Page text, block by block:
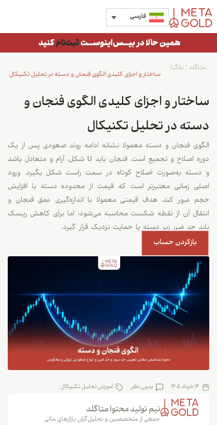
فارسی
ساختار و اجزای کلیدی الگوی فنجان و دسته در تحلیل تکنیکال
متاگلد /بلاگ/
ساختار و اجزای کلیدی الگوی فنجان و
دسته در تحلیل تکنیکال
الگوی فنجان و دسته معمولا نشانه ادامه روند صعودی پس از یک
دوره اصلاح و تجمیع است. فنجان باید U شکل، آرام و متعادل باشد
و دسته به‌صورت اصلاح کوتاه در سمت راست شکل بگیرد. ورود
اصلی زمانی معتبرتر است که قیمت از محدوده دسته با افزایش
حجم عبور کند. هدف قیمتی معمولا با اندازه‌گیری عمق فنجان و
انتقال آن از نقطه شکست محاسبه می‌شود؛ اما برای کاهش ریسک
باید حد ضرر زیر دسته یا حمایت نزدیک قرار گیرد.
بازکردن حساب
14 خرداد 1405 بدون نظر آموزش تحلیل تکنیکال
تیم تولید محتوا متاگلد
جمعی از متخصصین و تحلیل‌گران بازارهای مالی